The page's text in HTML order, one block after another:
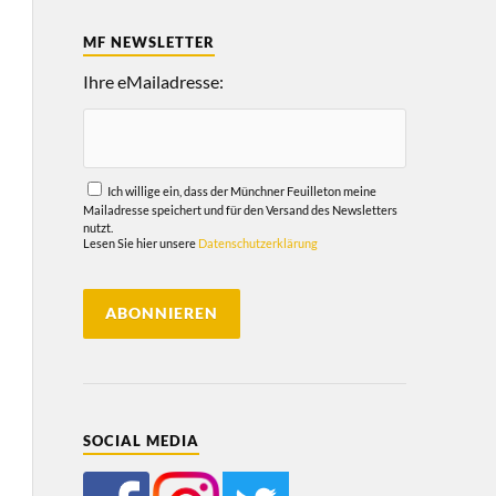
MF NEWSLETTER
Ihre eMailadresse:
Ich willige ein, dass der Münchner Feuilleton meine
Mailadresse speichert und für den Versand des Newsletters
nutzt.
Lesen Sie hier unsere Datenschutzerklärung
SOCIAL MEDIA